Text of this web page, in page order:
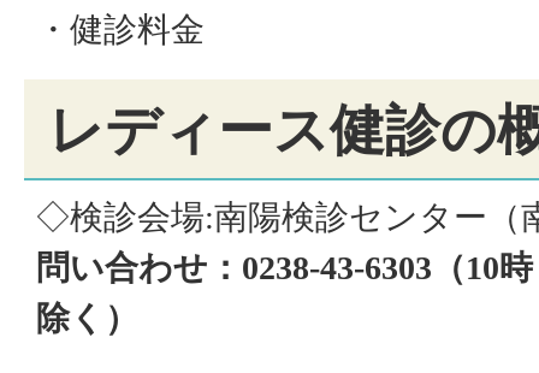
・健診料金
レディース健診の
◇検診会場:南陽検診センター（
問い合わせ： 0238-43-6303（10
除く）